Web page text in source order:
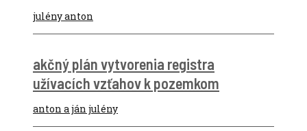
julény anton
akčný plán vytvorenia registra
užívacích vzťahov k pozemkom
anton a ján julény